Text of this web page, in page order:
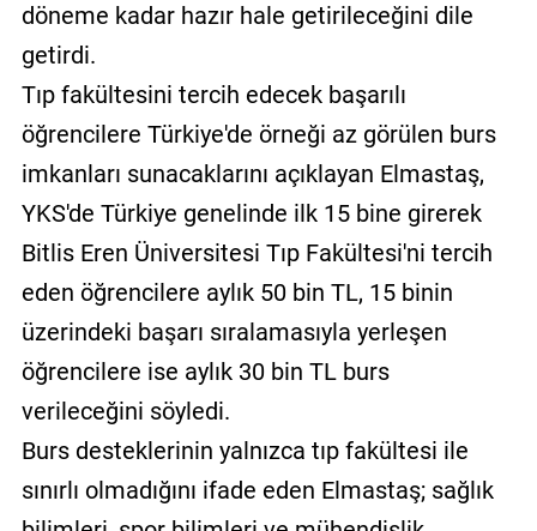
döneme kadar hazır hale getirileceğini dile
getirdi.
Tıp fakültesini tercih edecek başarılı
öğrencilere Türkiye'de örneği az görülen burs
imkanları sunacaklarını açıklayan Elmastaş,
YKS'de Türkiye genelinde ilk 15 bine girerek
Bitlis Eren Üniversitesi Tıp Fakültesi'ni tercih
eden öğrencilere aylık 50 bin TL, 15 binin
üzerindeki başarı sıralamasıyla yerleşen
öğrencilere ise aylık 30 bin TL burs
verileceğini söyledi.
Burs desteklerinin yalnızca tıp fakültesi ile
sınırlı olmadığını ifade eden Elmastaş; sağlık